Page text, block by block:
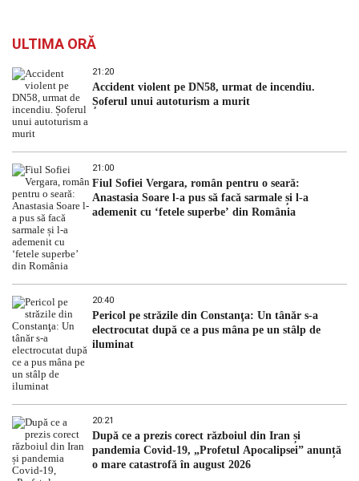
ULTIMA ORĂ
21:20
Accident violent pe DN58, urmat de incendiu.
Șoferul unui autoturism a murit
21:00
Fiul Sofiei Vergara, român pentru o seară:
Anastasia Soare l-a pus să facă sarmale și l-a
ademenit cu ‘fetele superbe’ din România
20:40
Pericol pe străzile din Constanţa: Un tânăr s-a
electrocutat după ce a pus mâna pe un stâlp de
iluminat
20:21
După ce a prezis corect războiul din Iran și
pandemia Covid-19, „Profetul Apocalipsei” anunță
o mare catastrofă în august 2026